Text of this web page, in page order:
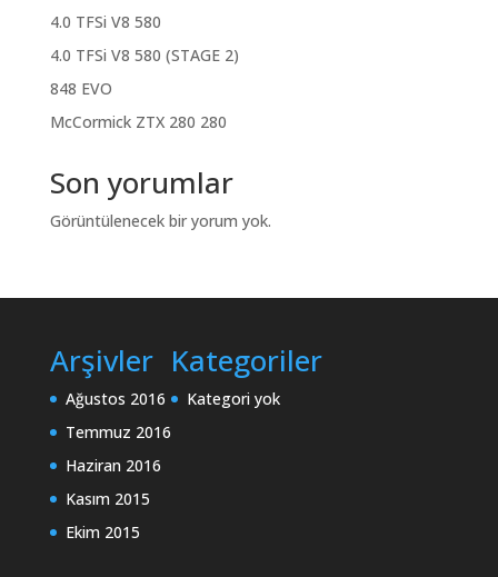
4.0 TFSi V8 580
4.0 TFSi V8 580 (STAGE 2)
848 EVO
McCormick ZTX 280 280
Son yorumlar
Görüntülenecek bir yorum yok.
Arşivler
Ağustos 2016
Temmuz 2016
Haziran 2016
Kasım 2015
Ekim 2015
Kategoriler
Kategori yok